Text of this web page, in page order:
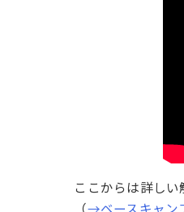
ここからは詳し
（→ベースキャン